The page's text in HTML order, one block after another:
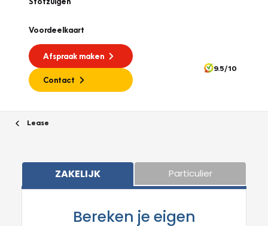
Voordeelkaart
Afspraak maken
Contact
9.5/10
Lease